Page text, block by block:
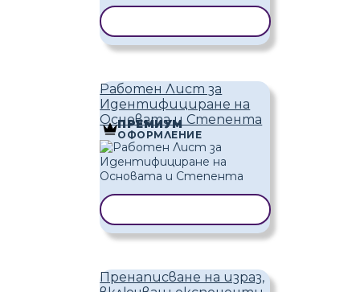
Работен Лист за
Идентифициране на
Основата и Степента
ПРЕМИУМ
ОФОРМЛЕНИЕ
Пренаписване на израз,